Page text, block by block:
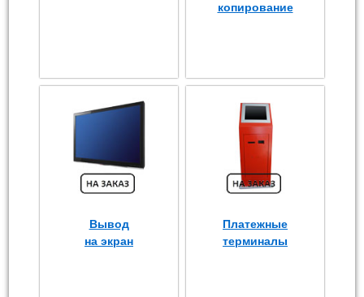
копирование
Вывод
на экран
Платежные
терминалы